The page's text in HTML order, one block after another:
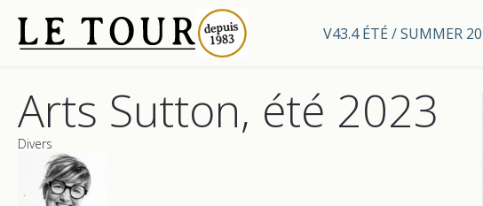
V43.4 ÉTÉ / SUMMER
Arts Sutton, été 2023
Divers